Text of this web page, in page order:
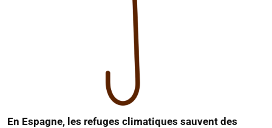
En Espagne, les refuges climatiques sauvent des